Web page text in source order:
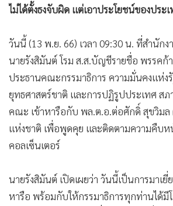
• ญี่ปุ่น
• Gotomanager
ไม่ได้ตั้งธงจับผิด แต่เอาประโยชน์ของประ
วันนี้ (13 พ.ย. 66) เวลา 09:30 น. ที่สำนักง
นายรังสิมันต์ โรม ส.ส.บัญชีรายชื่อ พรรคก้
ประธานคณะกรรมาธิการ ความมั่นคงแห่ง
ยุทธศาสตร์ชาติ และการปฏิรูปประเทศ ส
คณะ เข้าหารือกับ พล.ต.อ.ต่อศักดิ์ สุขวิมล
แห่งชาติ เพื่อพูดคุย และติดตามความคืบห
คอลเซ็นเตอร์
นายรังสิมันต์ เปิดเผยว่า วันนี้เป็นการมาเ
หารือ พร้อมกับให้กรรมาธิการทุกท่านได้มี